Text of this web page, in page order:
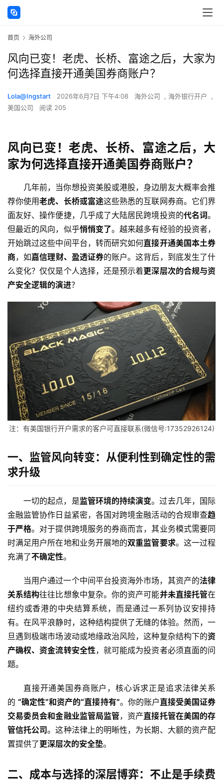
首页 海外公司
风向已变！老虎、长桥、富途之后，大家为
何选择直接开通美国券商账户？
Lola@Ingstart 2026年6月7日 下午4:08 海外公司 , 海外银行开户
,
美国公司
阅读 205
风向已变！老虎、长桥、富途之后，大
家为何选择直接开通美国券商账户？
几年前，当你想投资美股或港股，身边朋友大概率会推
荐你使用老虎、长桥或富途这些熟悉的互联网券商。它们界
面友好、操作便捷，几乎成了大陆居民跨境投资的代名词。
但最近的风向，似乎悄悄变了。越来越多有经验的投资者，
开始跳过这些中间平台，转而研究如何直接开通美国本土券
商，如嘉信理财、盈透证券的账户。这背后，到底发生了什
么变化？仅仅是个人选择，还是预示着更深层次的合规与资
产安全逻辑的演进？
注：有美国银行开户需求的客户可直接联系(微信号:17352926124)
一、监管风向转变：从便利性到确定性的需
求升级
一切的起点，是监管环境的持续演变。过去几年，国际
金融监管协作日益紧密，各国对跨境金融活动的合规审查趋
于严格。对于提供跨境服务的券商而言，其业务模式需要同
时满足用户所在地和业务开展地的双重监管要求。这一过程
充满了不确定性。
当用户通过一个中间平台投资海外市场，其资产的法律
关系结构往往比想象中复杂。你的资产可能并未直接托管在
纽约或香港的中央结算系统，而是通过一系列协议安排持
有。在风平浪静时，这种结构提供了无缝的体验。然而，一
旦遇到极端市场波动或地缘政治风险，这种复杂结构下的资
产确权、资金流转安全性，就可能成为投资者必须直面的问
题。
直接开通美国券商账户，核心诉求正是追求法律关系
的 “确定性”和资产的“直接持有”。你的账户直接受美国证券
交易委员会和金融业监管局监管，资产直接托管在美国的存
管信托公司。这种法律上的明晰性，为长期、大额的资产配
置提供了更深层次的安全垫。
二、成本与选择的深层博弈：不止是手续费